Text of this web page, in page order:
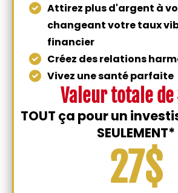
​Attirez plus d'argent à
changeant votre taux
financier
​Créez des relations
​Vivez une santé parfaite
Valeur totale de
TOUT ça pour un
SEULEMENT*
27$